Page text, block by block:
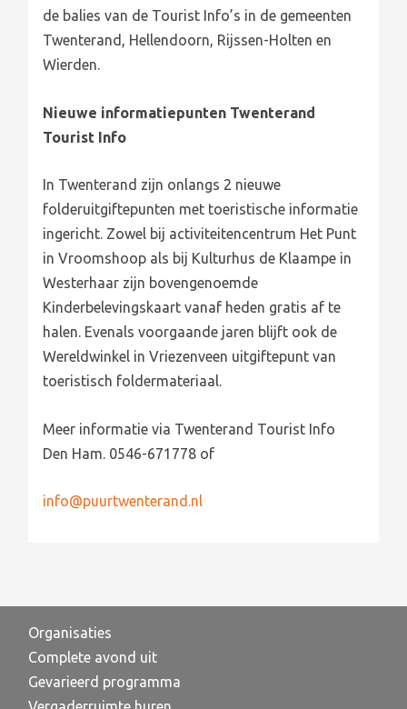
de balies van de Tourist Info’s in de gemeenten
Twenterand, Hellendoorn, Rijssen-Holten en
Wierden.
Nieuwe informatiepunten Twenterand
Tourist Info
In Twenterand zijn onlangs 2 nieuwe
folderuitgiftepunten met toeristische informatie
ingericht. Zowel bij activiteitencentrum Het Punt
in Vroomshoop als bij Kulturhus de Klaampe in
Westerhaar zijn bovengenoemde
Kinderbelevingskaart vanaf heden gratis af te
halen. Evenals voorgaande jaren blijft ook de
Wereldwinkel in Vriezenveen uitgiftepunt van
toeristisch foldermateriaal.
Meer informatie via Twenterand Tourist Info
Den Ham. 0546-671778 of
info@puurtwenterand.nl
Organisaties
Complete avond uit
Gevarieerd programma